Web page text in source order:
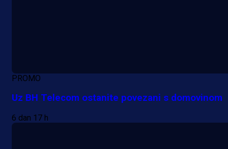
PROMO
Uz BH Telecom ostanite povezani s domovinom
6 dan 17 h